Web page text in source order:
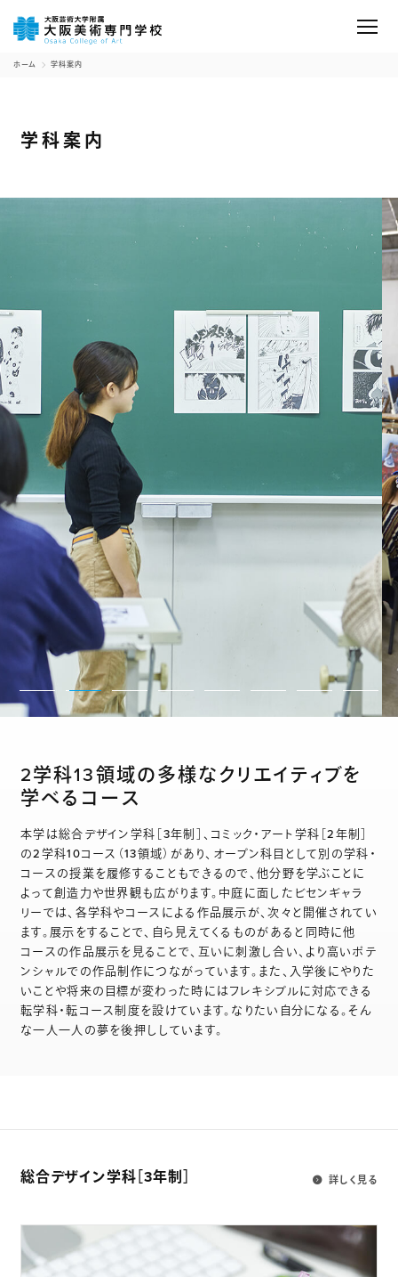
ホーム 学科案内
学科案内
2学科13領域の多様なクリエイティブを
学べるコース
本学は総合デザイン学科［3年制］、コミック・アート学科［2年制］
の2学科10コース（13領域）があり、オープン科目として別の学科・
コースの授業を履修することもできるので、他分野を学ぶことに
よって創造力や世界観も広がります。中庭に面したビセンギャラ
リーでは、各学科やコースによる作品展示が、次々と開催されてい
ます。展示をすることで、自ら見えてくるものがあると同時に他
コースの作品展示を見ることで、互いに刺激し合い、より高いポテ
ンシャルでの作品制作につながっています。また、入学後にやりた
いことや将来の目標が変わった時にはフレキシブルに対応できる
転学科・転コース制度を設けています。なりたい自分になる。そん
な一人一人の夢を後押ししています。
総合デザイン学科 ［3年制］ 詳しく見る